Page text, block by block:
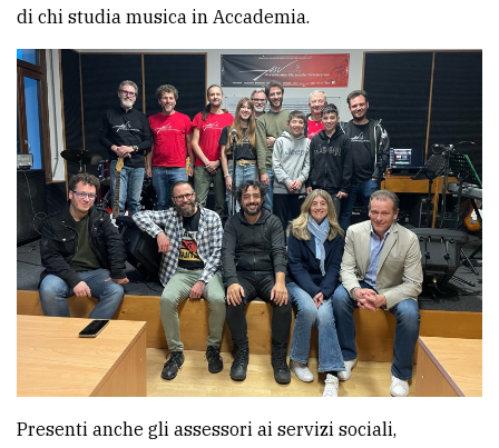
PRIVACY
Privacy
policy
Cookie
policy
di chi studia musica in Accademia.
Presenti anche gli assessori ai servizi sociali,